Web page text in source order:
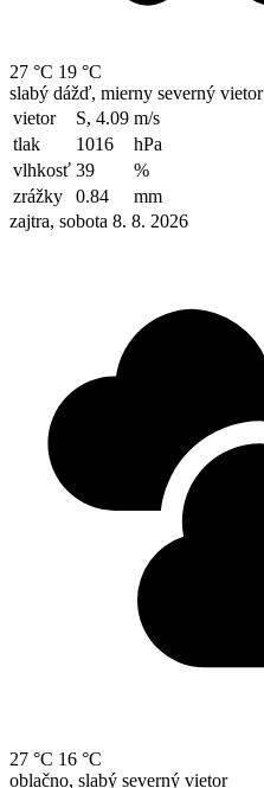
27 °C 19 °C
slabý dážď, mierny severný vietor
vietor
S, 4.09 m/s
tlak
1016
hPa
vlhkosť 39
%
zrážky
0.84
mm
zajtra, sobota 8. 8. 2026
27 °C 16 °C
oblačno, slabý severný vietor